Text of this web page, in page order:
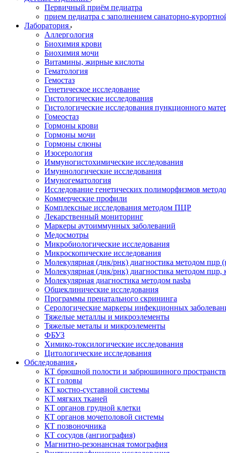
Первичный приём педиатра
прием педиатра с заполнением санаторно-
Лаборатория
Аллергология
Биохимия крови
Биохимия мочи
Витамины, жирные кислоты
Гематология
Гемостаз
Генетическое исследование
Гистологические исследования
Гистологические исследования пункционного
Гомеостаз
Гормоны крови
Гормоны мочи
Гормоны слюны
Изосерология
Иммуногистохимические исследования
Имуннологические исследования
Имуногематология
Исследование генетических полиморфизмов
Коммерческие профили
Комплексные исследования методом ПЦР
Лекарственный мониторинг
Маркеры аутоиммунных заболеваний
Медосмотры
Микробиологические исследования
Микроскопические исследования
Молекулярная (днк/рнк) диагностика методом пцр
Молекулярная (днк/рнк) диагностика методом пцр,
Молекулярная диагностика методом nasba
Общеклинические исследования
Программы пренатального скрининга
Серологические маркеры инфекционных
Тяжелые металлы и микроэлементы
Тяжелые металы и микроэлементы
ФБУЗ
Химико-токсилогические исследования
Цитологические исследования
Обследования
КТ брюшной полости и забрюшинного
КТ головы
КТ костно-суставной системы
КТ мягких тканей
КТ органов грудной клетки
КТ органов мочеполовой системы
КТ позвоночника
КТ сосудов (ангиография)
Магнитно-резонансная томография